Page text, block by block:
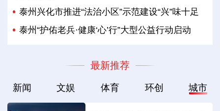
泰州兴化市推进“法治小区”示范建设“兴”味十足
泰州“护佑老兵·健康‘心’行”大型公益行动启动
最新推荐
新闻 文娱 体育 环创 城市